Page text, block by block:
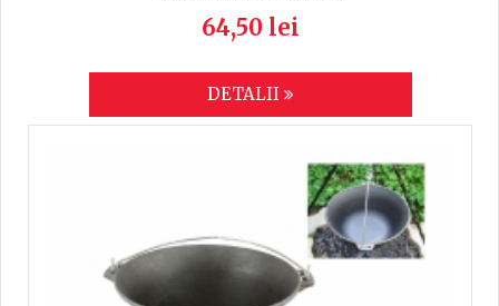
64,50 lei
DETALII